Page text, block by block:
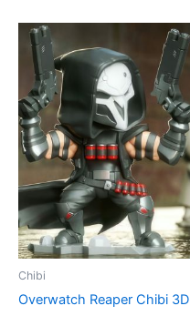
Chibi
Overwatch Reaper Chibi 3D